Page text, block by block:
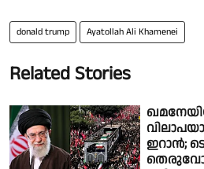
donald trump Ayatollah Ali Khamenei
Related Stories
ഇറാന്‍;